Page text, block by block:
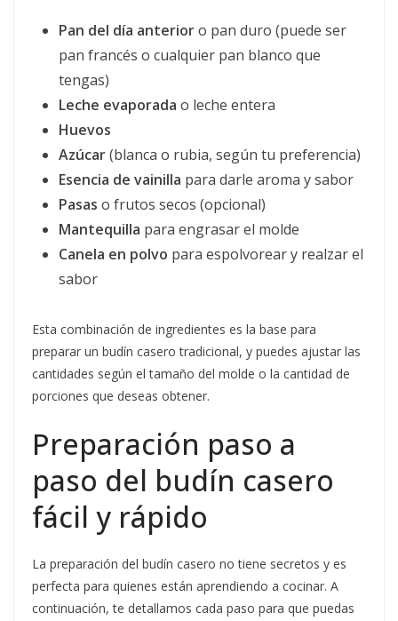
Pan del día anterioro pan duro (puede ser
pan francés o cualquier pan blanco que
tengas)
Leche evaporada o leche entera
Huevos
Azúcar(blanca o rubia, según tu preferencia)
Esencia de vainilla para darle aroma y sabor
Pasas o frutos secos (opcional)
Mantequilla para engrasar el molde
Canela en polvo para espolvorear y realzar el
sabor
Esta combinación de ingredientes es la base para
preparar un budín casero tradicional, y puedes ajustar las
cantidades según el tamaño del molde o la cantidad de
porciones que deseas obtener.
Preparación paso a
paso del budín casero
fácil y rápido
La preparación del budín casero no tiene secretos y es
perfecta para quienes están aprendiendo a cocinar. A
continuación, te detallamos cada paso para que puedas